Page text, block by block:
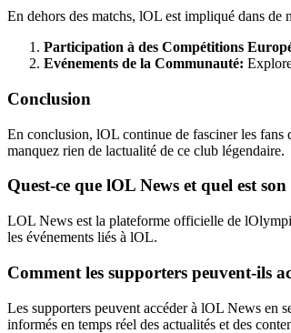
En dehors des matchs, lOL est impliqué dans de
Participation à des Compétitions
Evénements de la Communauté:
Conclusion
En conclusion, lOL continue de fasciner les fans
manquez rien de lactualité de ce club légendaire.
Quest-ce que lOL News et quel est
LOL News est la plateforme officielle de
les événements liés à lOL.
Comment les supporters peuvent-ils
Les supporters peuvent accéder à lOL News en
informés en temps réel des actualités et des